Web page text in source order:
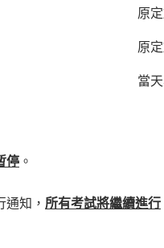
原
原
當
停 。
知， 所有考試將繼續進行